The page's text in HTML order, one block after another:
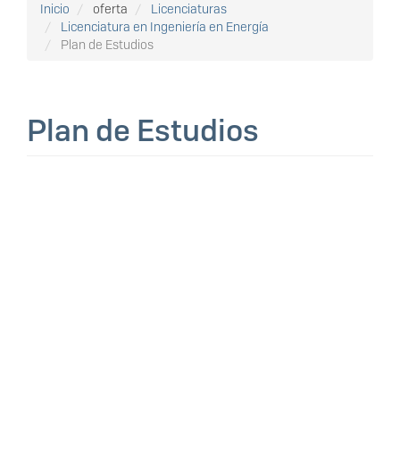
Inicio oferta
Licenciaturas
Licenciatura en Ingeniería en Energía
Plan de Estudios
Plan de Estudios